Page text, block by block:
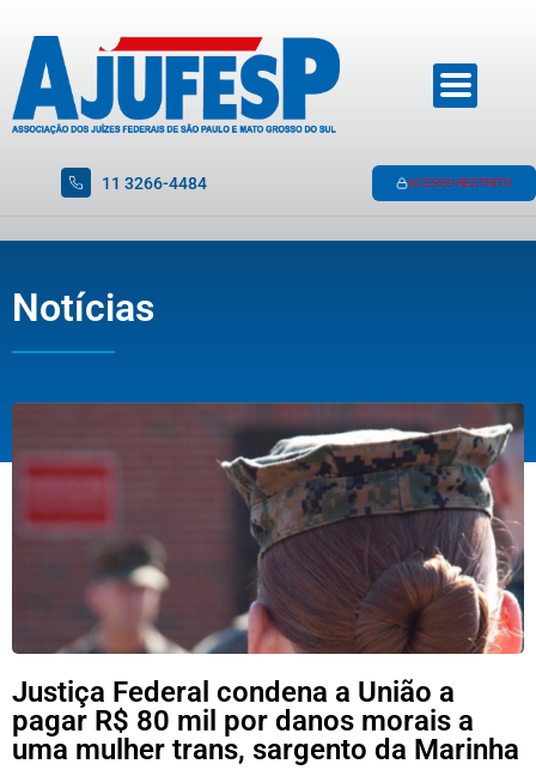
11 3266-4484 ACESSO RESTRITO
Notícias
Justiça Federal condena a União a
pagar R$ 80 mil por danos morais a
uma mulher trans, sargento da Marinha